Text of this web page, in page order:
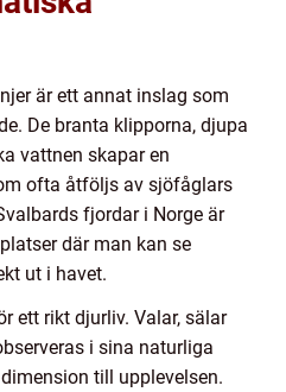
är ett annat inslag som
De branta klipporna, djupa
vattnen skapar en
ofta åtföljs av sjöfåglars
fjordar i Norge är
där man kan se
ut i havet.
ett rikt djurliv. Valar, sälar
i sina naturliga
till upplevelsen.